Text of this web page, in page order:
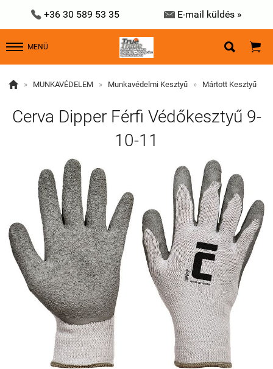
 +36 30 589 53 35  E-mail küldés »
MENÜ  
 » MUNKAVÉDELEM » Munkavédelmi Kesztyű » Mártott Kesztyű
Cerva Dipper Férfi Védőkesztyű 9-
10-11